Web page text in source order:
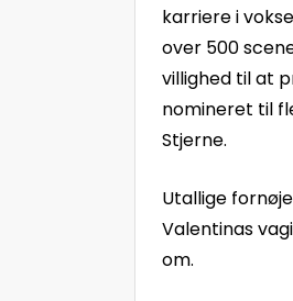
karriere i
over 500
villighed til at
nomineret til
Stjerne.
Utallige
Valentinas
om.